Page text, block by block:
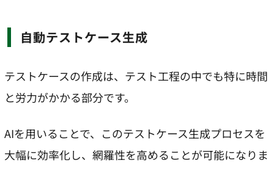
自動テストケース生成
テストケースの作成は、テスト工程の中でも特に時間
と労力がかかる部分です。
AIを用いることで、このテストケース生成プロセスを
大幅に効率化し、網羅性を高めることが可能になりま